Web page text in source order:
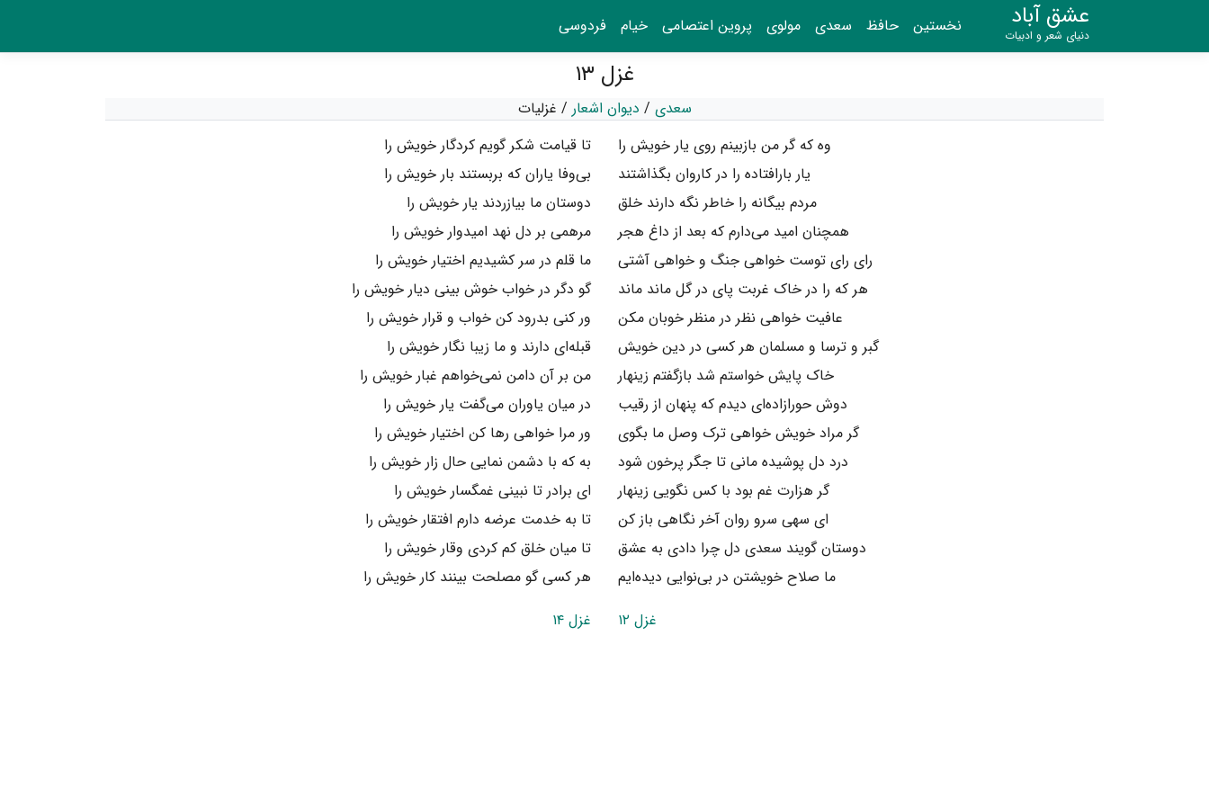
عشق آباد
دنیای شعر و ادبیات نخستین حافظ سعدی مولوی پروین اعتصامی خیام فردوسی
غزل ۱۳
سعدی / دیوان اشعار / غزلیات
وه که گر من بازبینم روی یار خویش را
تا قیامت شکر گویم کردگار خویش را
یار بارافتاده را در کاروان بگذاشتند
بی‌وفا یاران که بربستند بار خویش را
مردم بیگانه را خاطر نگه دارند خلق
دوستان ما بیازردند یار خویش را
همچنان امید می‌دارم که بعد از داغ هجر
مرهمی بر دل نهد امیدوار خویش را
رای رای توست خواهی جنگ و خواهی آشتی
ما قلم در سر کشیدیم اختیار خویش را
هر که را در خاک غربت پای در گل ماند ماند
گو دگر در خواب خوش بینی دیار خویش را
عافیت خواهی نظر در منظر خوبان مکن
ور کنی بدرود کن خواب و قرار خویش را
گبر و ترسا و مسلمان هر کسی در دین خویش
قبله‌ای دارند و ما زیبا نگار خویش را
خاک پایش خواستم شد بازگفتم زینهار
من بر آن دامن نمی‌خواهم غبار خویش را
دوش حورازاده‌ای دیدم که پنهان از رقیب
در میان یاوران می‌گفت یار خویش را
گر مراد خویش خواهی ترک وصل ما بگوی
ور مرا خواهی رها کن اختیار خویش را
درد دل پوشیده مانی تا جگر پرخون شود
به که با دشمن نمایی حال زار خویش را
گر هزارت غم بود با کس نگویی زینهار
ای برادر تا نبینی غمگسار خویش را
ای سهی سرو روان آخر نگاهی باز کن
تا به خدمت عرضه دارم افتقار خویش را
دوستان گویند سعدی دل چرا دادی به عشق
تا میان خلق کم کردی وقار خویش را
ما صلاح خویشتن در بی‌نوایی دیده‌ایم
هر کسی گو مصلحت بینند کار خویش را
غزل ۱۲
غزل ۱۴